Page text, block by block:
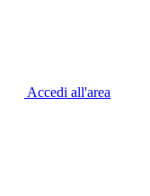
Accedi all'area